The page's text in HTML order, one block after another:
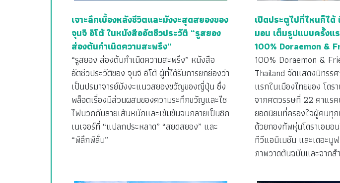
เจาะลึกเบื้องหลังชีวิตและมังงะสุดสยองของ
จุนจิ อิโต้ ในหนังสืออัตชีวประวัติ “รูสยอง
ส่องต้นกำเนิดความสะพรึง”
“รูสยอง ส่องต้นกำเนิดความสะพรึง” หนังสือ
อัตชีวประวัติของ จุนจิ อิโต้ ผู้ที่ได้รับการยกย่องว่า
เป็นปรมาจารย์มังงะแนวสยองขวัญของญี่ปุ่น ซึ่ง
พล็อตเรื่องมีส่วนผสมของความระทึกขวัญและไซ
ไฟบวกกับลายเส้นหนักและเข้มข้นจนกลายเป็นซิก
เนเจอร์ที่ “แปลกประหลาด” “สยดสยอง” และ
“พิลึกพิลั่น”
เปิดประตูไปที่ไหนก็ได้
มอน เต็มรูปแบบครั้งแ
100% Doraemon &
100% Doraemon &
Thailand จัดแสดงนิทรร
แรกในเมืองไทยของ โด
จากศตวรรษที่ 22 คาแร
ยอดนิยมที่ครองใจผู้คนทุ
ด้วยกองทัพหุ่นโดราเอมอ
ทีวีแอนิเมชัน และเดอะมู
ภาพวาดต้นฉบับและฉากส